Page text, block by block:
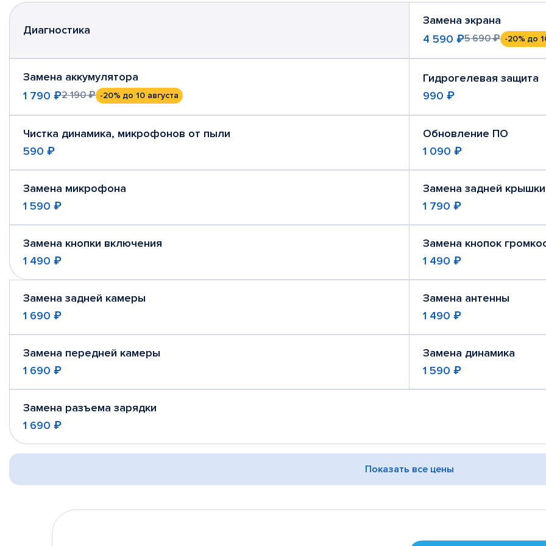
Диагностика
Замена экрана
4 590 ₽5 690 ₽ -20% до
Замена аккумулятора
1 790 ₽2 190 ₽ -20% до 10 августа
Гидрогелевая защита
990 ₽
Чистка динамика, микрофонов от пыли
590 ₽
Обновление ПО
1 090 ₽
Замена микрофона
1 590 ₽
Замена задней крышки
1 790 ₽
Замена кнопки включения
1 490 ₽
Замена кнопок
1 490 ₽
Замена задней камеры
1 690 ₽
Замена антенны
1 490 ₽
Замена передней камеры
1 690 ₽
Замена динамика
1 590 ₽
Замена разъема зарядки
1 690 ₽
Показать все цены